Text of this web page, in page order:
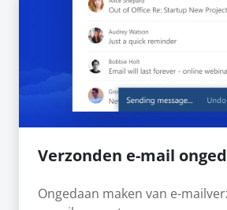
Verzonden e-mail
Ongedaan maken van e-